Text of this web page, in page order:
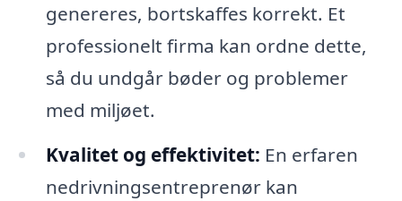
genereres, bortskaffes korrekt. Et
professionelt firma kan ordne dette,
så du undgår bøder og problemer
med miljøet.
Kvalitet og effektivitet: En erfaren
nedrivningsentreprenør kan